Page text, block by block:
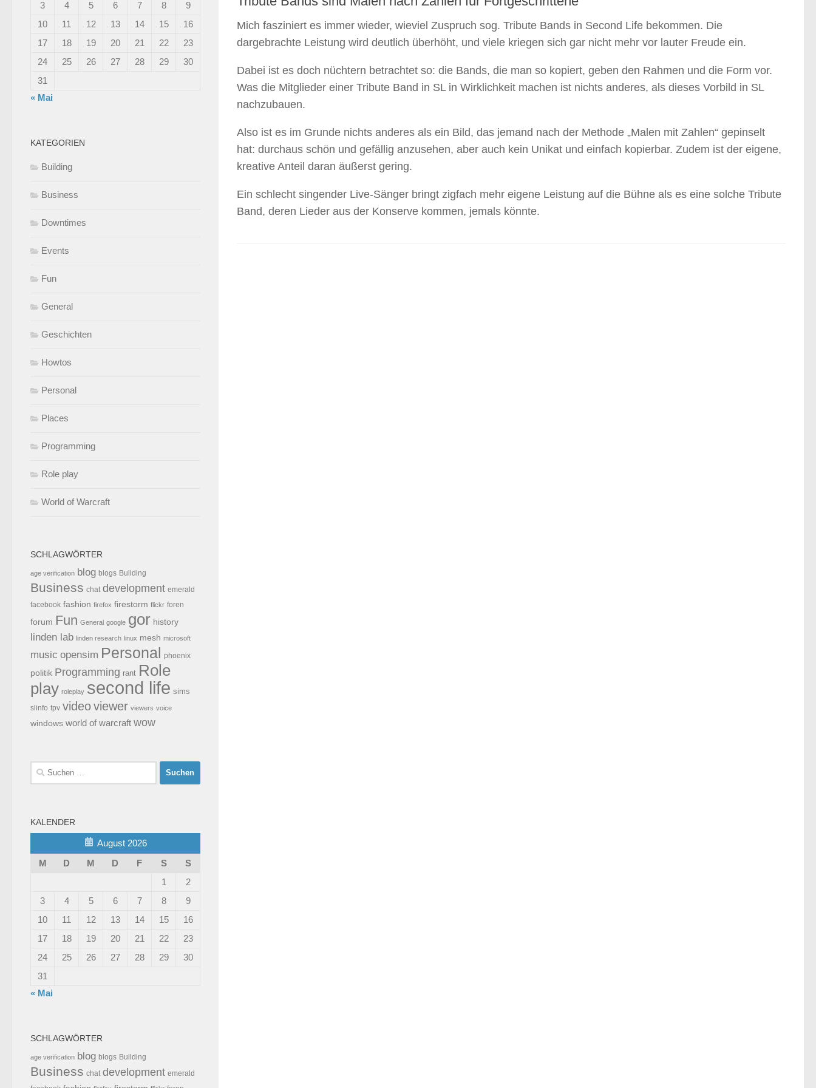
Mich fasziniert es immer wieder, wieviel Zuspruch sog. Tribute Bands in Second Life bekommen. Die
dargebrachte Leistung wird deutlich überhöht, und viele kriegen sich gar nicht mehr vor lauter Freude ein.
Dabei ist es doch nüchtern betrachtet so: die Bands, die man so kopiert, geben den Rahmen und die Form vor.
Was die Mitglieder einer Tribute Band in SL in Wirklichkeit machen ist nichts anderes, als dieses Vorbild in SL
nachzubauen.
Also ist es im Grunde nichts anderes als ein Bild, das jemand nach der Methode „Malen mit Zahlen“ gepinselt
hat: durchaus schön und gefällig anzusehen, aber auch kein Unikat und einfach kopierbar. Zudem ist der eigene,
kreative Anteil daran äußerst gering.
Ein schlecht singender Live-Sänger bringt zigfach mehr eigene Leistung auf die Bühne als es eine solche Tribute
Band, deren Lieder aus der Konserve kommen, jemals könnte.
3
4 5 6 7 8
9
10
11 12 13 14 15
16
17
18 19 20 21 22
23
24
25 26 27 28 29
30
31
« Mai
KATEGORIEN
Building
Business
Downtimes
Events
Fun
General
Geschichten
Howtos
Personal
Places
Programming
Role play
World of Warcraft
SCHLAGWÖRTER
age verification blog blogs Building
Business chat development emerald
facebook fashion firefox firestorm flickr foren
forum Fun General google gor history
linden lab linden research linux mesh microsoft
music opensim Personal phoenix
politik Programming rant Role
play roleplay second life sims
slinfo tpv videoviewer viewers voice
windows world of warcraft wow
Suchen
nach:
KALENDER
August 2026
M
D M D F S
S
1
2
3
4 5 6 7 8
9
10
11 12 13 14 15
16
17
18 19 20 21 22
23
24
25 26 27 28 29
30
31
« Mai
SCHLAGWÖRTER
age verification blog blogs Building
Business chat development emerald